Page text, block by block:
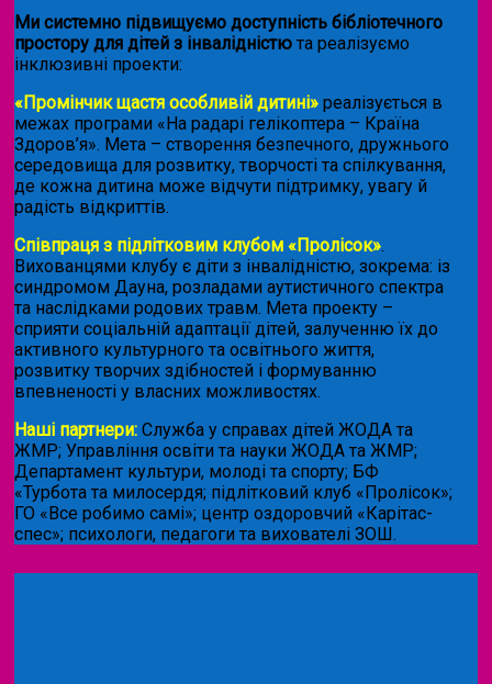
Ми системно підвищуємо доступність бібліотечного
простору для дітей з інвалідністю та реалізуємо
інклюзивні проекти:
«Промінчик щастя особливій дитині» реалізується в
межах програми «На радарі гелікоптера – Країна
Здоров’я». Мета – створення безпечного, дружнього
середовища для розвитку, творчості та спілкування,
де кожна дитина може відчути підтримку, увагу й
радість відкриттів.
Співпраця з підлітковим клубом «Пролісок».
Вихованцями клубу є діти з інвалідністю, зокрема: із
синдромом Дауна, розладами аутистичного спектра
та наслідками родових травм. Мета проекту –
сприяти соціальній адаптації дітей, залученню їх до
активного культурного та освітнього життя,
розвитку творчих здібностей і формуванню
впевненості у власних можливостях.
Наші партнери: Служба у справах дітей ЖОДА та
ЖМР; Управління освіти та науки ЖОДА та ЖМР;
Департамент культури, молоді та спорту; БФ
«Турбота та милосердя; підлітковий клуб «Пролісок»;
ГО «Все робимо самі»; центр оздоровчий «Карітас-
спес»; психологи, педагоги та вихователі ЗОШ.